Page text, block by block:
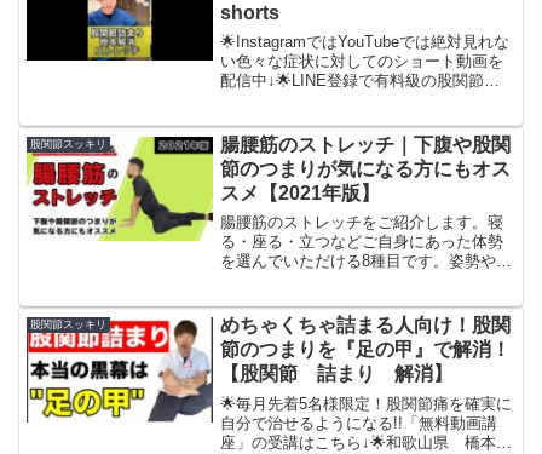
shorts
🌟InstagramではYouTubeでは絶対見れな
い色々な症状に対してのショート動画を
配信中↓🌟LINE登録で有料級の股関節ス
→🌟毎月先着5名様限定！股関節痛を確実
に...
股関節スッキリ
腸腰筋のストレッチ｜下腹や股関
節のつまりが気になる方にもオス
スメ【2021年版】
腸腰筋のストレッチをご紹介します。寝
る・座る・立つなどご自身にあった体勢
を選んでいただける8種目です。姿勢や日
うまく使えないと身体に負担がかかりや
すくなります。ぜひ、動...
股関節スッキリ
めちゃくちゃ詰まる人向け！股関
節のつまりを『足の甲』で解消！
【股関節 詰まり 解消】
🌟毎月先着5名様限定！股関節痛を確実に
自分で治せるようになる!!「無料動画講
座」の受講はこちら↓🌟和歌山県 橋本市